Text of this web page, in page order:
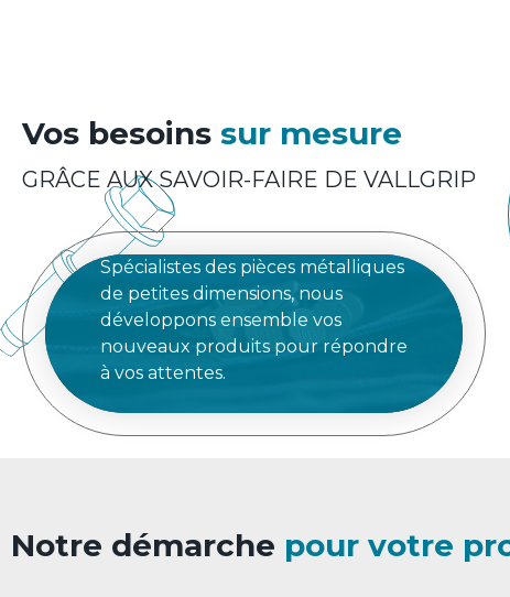
Vos besoins sur mesure
GRÂCE AUX SAVOIR-FAIRE DE VALLGRIP
Spécialistes des pièces métalliques
de petites dimensions, nous
développons ensemble vos
nouveaux produits pour répondre
à vos attentes.
Notre démarche pour votre